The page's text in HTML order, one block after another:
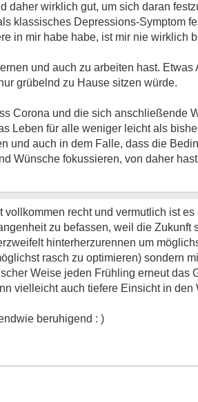
daher wirklich gut, um sich daran
klassisches Depressions-Symptom
in mir habe habe, ist mir nie wirklich
und auch zu arbeiten hast.
grübelnd zu Hause sitzen würde.
Corona und die sich anschließende
Leben für alle weniger leicht als
und auch in dem Falle, dass die
Wünsche fokussieren, von daher
vollkommen recht und vermutlich ist
zu befassen, weil die Zukunft
hinterherzurennen um
rasch zu optimieren) sondern
Weise jeden Frühling erneut das
vielleicht auch tiefere Einsicht in den
beruhigend : )